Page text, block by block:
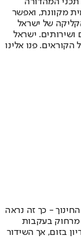
מקוונת, ואפשר
של ישראל
ושירותים. ישראל
פנו אלינו
- כך זה נראה
מרחוק בעקבות
בזום, אך השידור